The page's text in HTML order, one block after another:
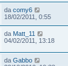
da comy6
18/02/2011, 0:55
da Matt_11
04/02/2011, 13:18
da Gabbo